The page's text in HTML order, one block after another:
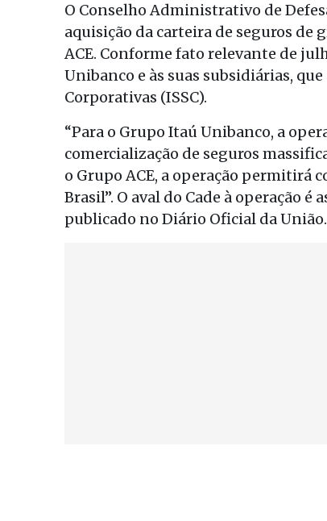
O Conselho Administrativo de
aquisição da carteira de seguros
ACE. Conforme fato relevante de
Unibanco e às suas subsidiárias,
Corporativas (ISSC).
“Para o Grupo Itaú Unibanco, a
comercialização de seguros
o Grupo ACE, a operação permitirá
Brasil”. O aval do Cade à operação
publicado no Diário Oficial da União.